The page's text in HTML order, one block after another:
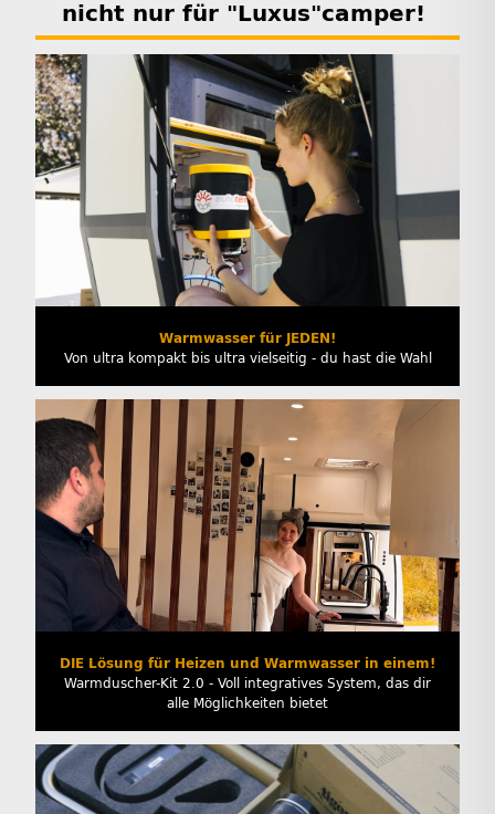
nicht nur für "Luxus"camper!
Warmwasser für JEDEN!
Von ultra kompakt bis ultra vielseitig - du hast die Wahl
DIE Lösung für Heizen und Warmwasser in einem!
Warmduscher-Kit 2.0 - Voll integratives System, das dir
alle Möglichkeiten bietet